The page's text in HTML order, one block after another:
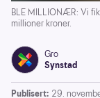
BLE MILLIONÆR: Vi
millioner kroner.
Gro
Synstad
Publisert: 29.